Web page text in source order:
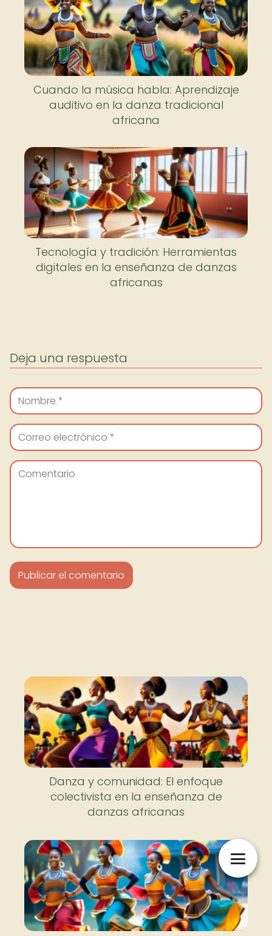
Cuando la música habla: Aprendizaje
auditivo en la danza tradicional
africana
Tecnología y tradición: Herramientas
digitales en la enseñanza de danzas
africanas
Deja una respuesta
Danza y comunidad: El enfoque
colectivista en la enseñanza de
danzas africanas